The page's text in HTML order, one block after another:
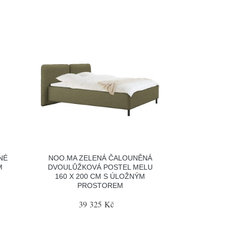
NOO.MA ZELENÁ ČALOUNĚNÁ
DVOULŮŽKOVÁ POSTEL MELU
160 X 200 CM S ÚLOŽNÝM
PROSTOREM
39 325 Kč